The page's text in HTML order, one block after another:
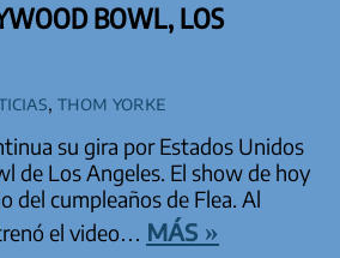
BOWL, LOS
, Thom Yorke
su gira por Estados Unidos
de Los Angeles. El show de hoy
del cumpleaños de Flea. Al
el video… más »